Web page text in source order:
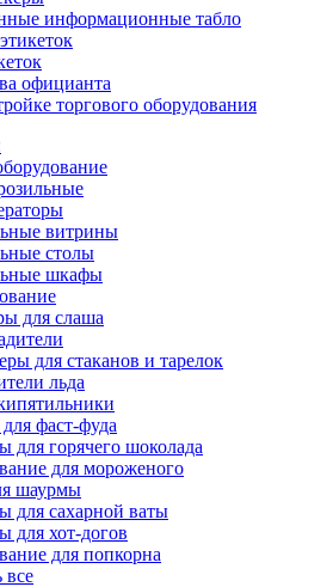
информационные табло
официанта
торгового оборудования
витрины
столы
шкафы
для слаша
для стаканов и тарелок
льда
фаст-фуда
для горячего шоколада
для мороженого
шаурмы
для сахарной ваты
для хот-догов
для попкорна
все